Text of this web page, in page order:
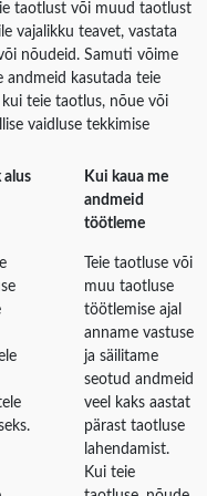
taotlust või muud taotlust
vajalikku teavet, vastata
nõudeid. Samuti võime
kasutada teie
teie taotlus, nõue või
vaidluse tekkimise
alus
Kui kaua me
andmeid
töötleme
Teie taotluse või
muu taotluse
töötlemise ajal
anname vastuse
ja säilitame
seotud andmeid
veel kaks aastat
pärast taotluse
lahendamist.
Kui teie